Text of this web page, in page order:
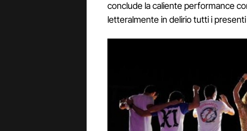
conclude la caliente performance
letteralmente in delirio tutti i